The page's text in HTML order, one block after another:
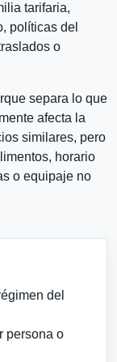
tarifaria,
políticas del
o
separa lo que
afecta la
similares, pero
horario
o equipaje no
del
persona o